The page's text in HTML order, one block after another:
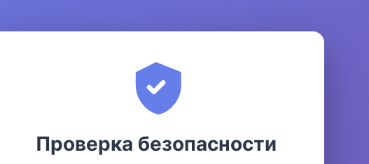
Проверка безопасности